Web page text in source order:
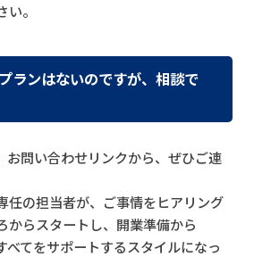
。
ランはないのですが、相談で
お問い合わせリンクから、ぜひご連
任の担当者が、ご事情をヒアリング
からスタートし、開業準備から
べてをサポートするスタイルになっ